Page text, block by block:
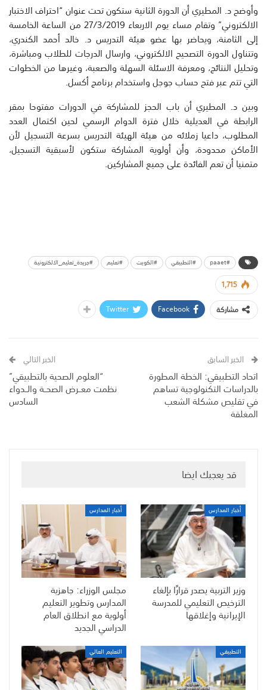
وأوضح د. المطيري أن الدورة الثانية ستكون تحت عنوان “احتراف الاختبار
الالكتروني” وتقام مساء يوم الاربعاء 27/3/2019 من الساعة الخامسة
إلى الثامنة، ويحاضر بها عضو هيئة التدريس د. خالد أحمد الكندري،
وتتناول الدورة التصحيح الالكتروني، وارسال الدرجات للطلاب ومباشرة،
وتحليل النتائج، ومعرفة الاسئلة السهلة والصعبة، وغيرها من الخطوات
التي تتم عبر فتح حساب جوجل واستخدام برنامج أكسل.
وبين د. المطيري أن باب الحجز للمشاركة في الدورات مفتوحا بمقر
الرابطة في العديلية خلال فترة الدوام الرسمي لحين اكتمال العدد
المطلوب، داعيا زملائه من هيئة الهيئة التدريس بسرعة التسجيل لأن
الأماكن محدودة، وأن أولوية المشاركة ستكون لأسبقية التسجيل،
متمنيا أن تعم الفائدة على جميع المشاركين.
#paaet #التطبيقي #الكويت #تعليم #جريدة_تعليم_الالكترونية
1,715
مشاركة
Facebook
Twitter
الخبر السابق
اتحاد التطبيقي: الخطة المطورة
بالدراسات التكنولوجية تساهم
في تقليص مشكلة الشعب
المغلقة
الخبر التالي
“العلوم الصحية بالتطبيقي”
نظمت معــرض الصحــة والــدواء
السادس
قد يعجبك ايضا
أخبار المدارس
وزير التربية يصدر قرارًا بإلغاء
الترخيص التعليمي للمدرسة
الإيرانية وإغلاقها
أخبار المدارس
مجلس الوزراء: جاهزية
المدارس وتطوير التعليم
أولوية مع انطلاق العام
الدراسي الجديد
التطبيقي التعليم العالي